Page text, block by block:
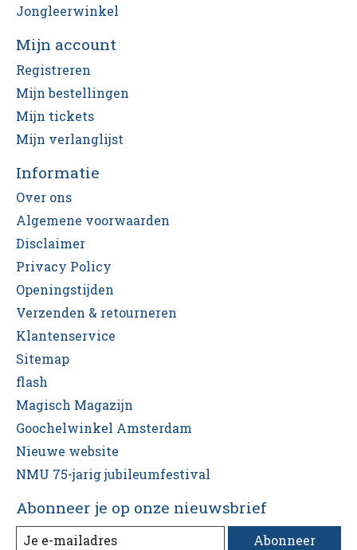
Jongleerwinkel
Mijn account
Registreren
Mijn bestellingen
Mijn tickets
Mijn verlanglijst
Informatie
Over ons
Algemene voorwaarden
Disclaimer
Privacy Policy
Openingstijden
Verzenden & retourneren
Klantenservice
Sitemap
flash
Magisch Magazijn
Goochelwinkel Amsterdam
Nieuwe website
NMU 75-jarig jubileumfestival
Abonneer je op onze nieuwsbrief
Abonneer